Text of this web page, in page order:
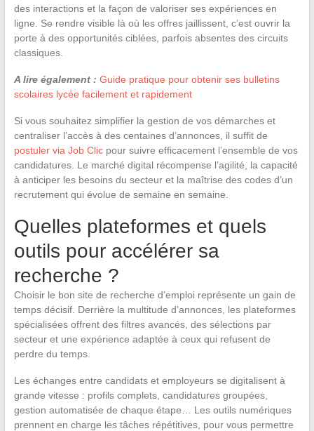
des interactions et la façon de valoriser ses expériences en
ligne. Se rendre visible là où les offres jaillissent, c’est ouvrir la
porte à des opportunités ciblées, parfois absentes des circuits
classiques.
A lire également : Guide pratique pour obtenir ses bulletins
scolaires lycée facilement et rapidement
Si vous souhaitez simplifier la gestion de vos démarches et
centraliser l’accès à des centaines d’annonces, il suffit de
postuler via Job Clicpour suivre efficacement l’ensemble de vos
candidatures. Le marché digital récompense l’agilité, la capacité
à anticiper les besoins du secteur et la maîtrise des codes d’un
recrutement qui évolue de semaine en semaine.
Quelles plateformes et quels
outils pour accélérer sa
recherche ?
Choisir le bon site de recherche d’emploi représente un gain de
temps décisif. Derrière la multitude d’annonces, les plateformes
spécialisées offrent des filtres avancés, des sélections par
secteur et une expérience adaptée à ceux qui refusent de
perdre du temps.
Les échanges entre candidats et employeurs se digitalisent à
grande vitesse : profils complets, candidatures groupées,
gestion automatisée de chaque étape… Les outils numériques
prennent en charge les tâches répétitives, pour vous permettre